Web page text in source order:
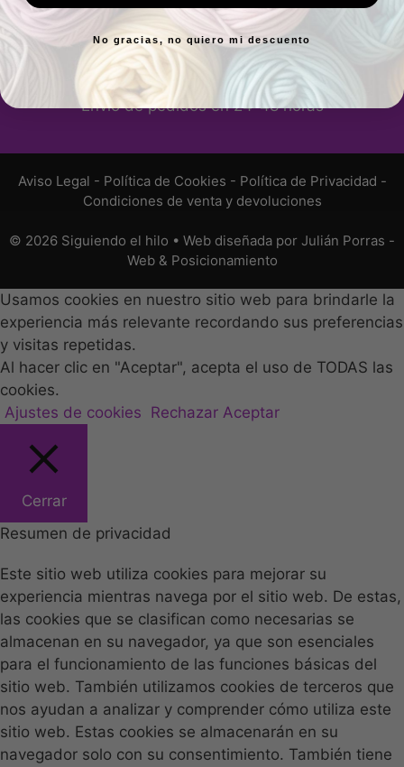
Envíos a España y Francia
¿Eres de otro país y quieres hacernos
pedido?
Escríbenos
Envío de pedidos en 24-48 horas
Aviso Legal - Política de Cookies - Política de Privacidad -
Condiciones de venta y devoluciones
© 2026 Siguiendo el hilo • Web diseñada por Julián Porras -
Web & Posicionamiento
Usamos cookies en nuestro sitio web para brindarle la
experiencia más relevante recordando sus preferencias
y visitas repetidas.
Al hacer clic en "Aceptar", acepta el uso de TODAS las
cookies.
Ajustes de cookies Rechazar Aceptar
Cerrar
Resumen de privacidad
Este sitio web utiliza cookies para mejorar su
experiencia mientras navega por el sitio web. De estas,
las cookies que se clasifican como necesarias se
almacenan en su navegador, ya que son esenciales
para el funcionamiento de las funciones básicas del
sitio web. También utilizamos cookies de terceros que
nos ayudan a analizar y comprender cómo utiliza este
sitio web. Estas cookies se almacenarán en su
navegador solo con su consentimiento. También tiene
No gracias, no quiero mi descuento